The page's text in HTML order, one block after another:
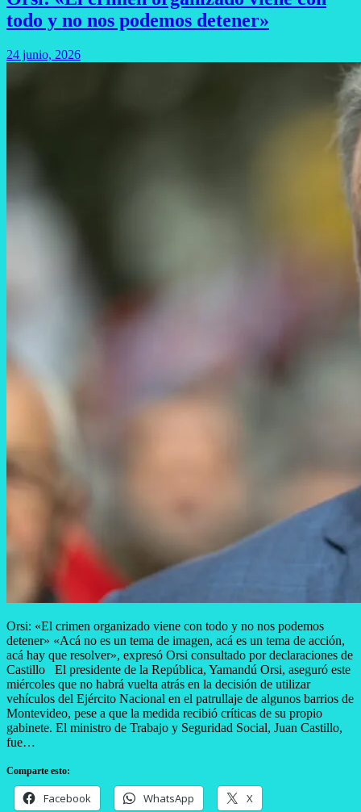
todo y no nos podemos detener»
24 junio, 2026
Orsi: «El crimen organizado viene con todo y no nos podemos
detener» «Acá no es un tema de imagen, acá es un tema de acción,
acá hay que resolver», expresó Orsi consultado por declaraciones de
Castillo El presidente de la República, Yamandú Orsi, aseguró este
miércoles que no habrá vuelta atrás en la decisión de utilizar
vehículos del Ejército Nacional en el patrullaje de algunos barrios de
Montevideo, pese a que la medida recibió críticas de su propio
gabinete. El ministro de Trabajo y Seguridad Social, Juan Castillo,
fue…
Comparte esto:
Facebook WhatsApp X